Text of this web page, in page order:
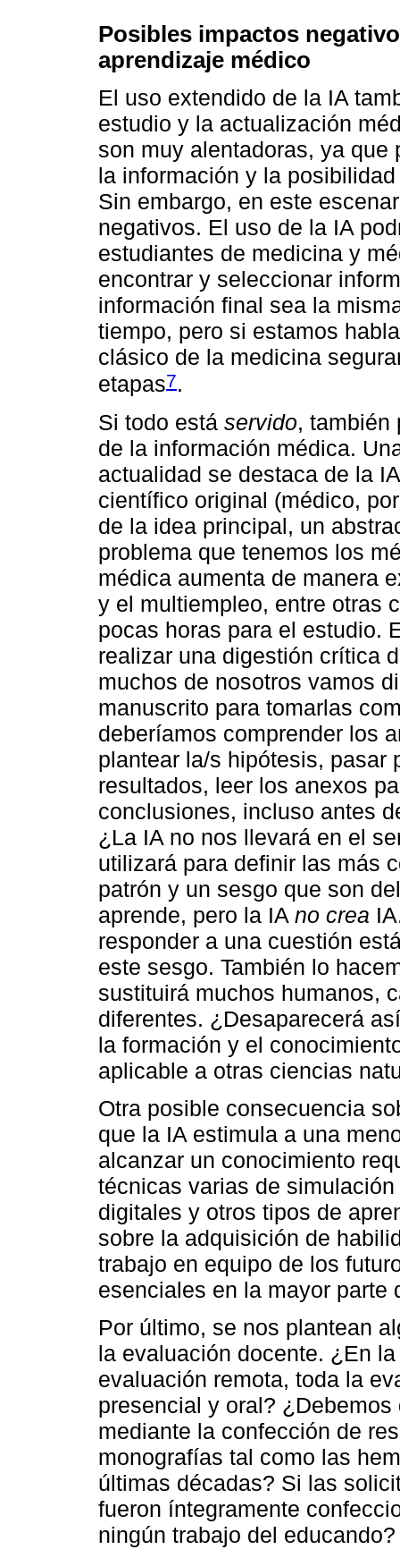
Posibles impactos
aprendizaje médico
El uso extendido de la IA
estudio y la actualización
son muy alentadoras, ya
la información y la
Sin embargo, en este
negativos. El uso de la IA
estudiantes de medicina y
encontrar y seleccionar
información final sea la
tiempo, pero si estamos
clásico de la medicina
etapas7.
Si todo está servido, también
de la información médica.
actualidad se destaca de la
científico original (médico,
de la idea principal, un
problema que tenemos los
médica aumenta de manera
y el multiempleo, entre otras
pocas horas para el estudio.
realizar una digestión crítica
muchos de nosotros vamos
manuscrito para tomarlas
deberíamos comprender los
plantear la/s hipótesis, pasar
resultados, leer los anexos
conclusiones, incluso antes
¿La IA no nos llevará en el
utilizará para definir las más
patrón y un sesgo que son
aprende, pero la IA no crea
responder a una cuestión
este sesgo. También lo
sustituirá muchos humanos,
diferentes. ¿Desaparecerá
la formación y el
aplicable a otras ciencias
Otra posible consecuencia
que la IA estimula a una
alcanzar un conocimiento
técnicas varias de
digitales y otros tipos de
sobre la adquisición de
trabajo en equipo de los
esenciales en la mayor parte
Por último, se nos plantean
la evaluación docente. ¿En
evaluación remota, toda la
presencial y oral?
mediante la confección de
monografías tal como las
últimas décadas? Si las
fueron íntegramente
ningún trabajo del educando?